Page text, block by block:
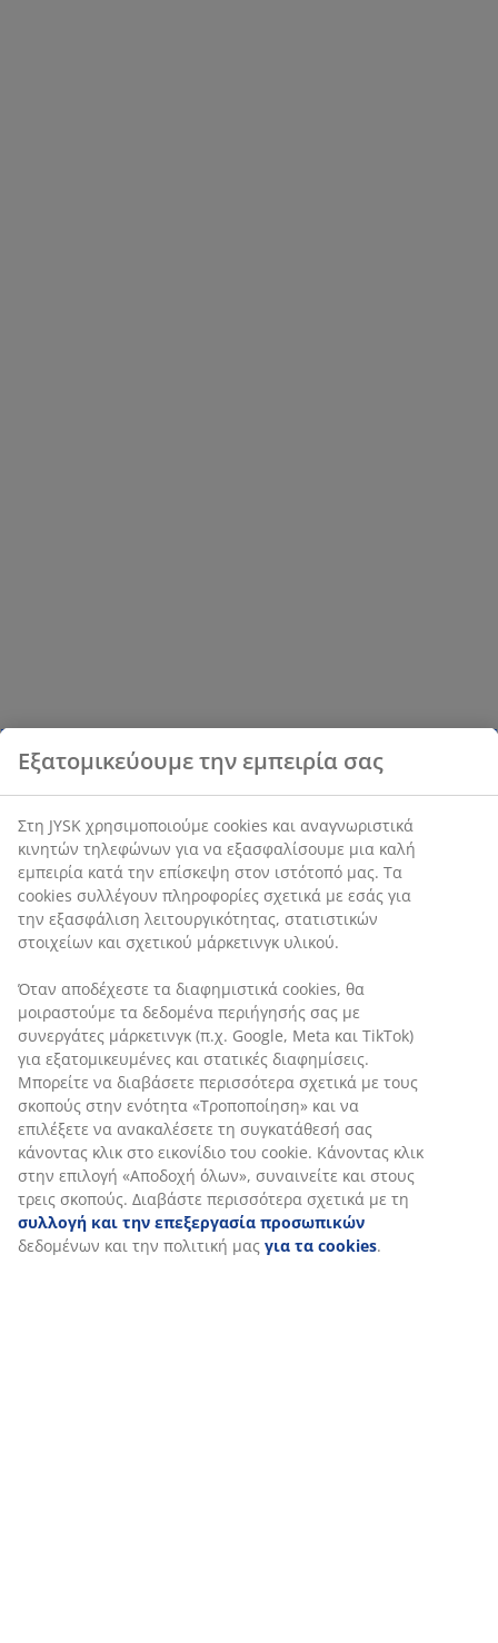
Εξατομικεύουμε την εμπειρία σας
Στη JYSK χρησιμοποιούμε cookies και αναγνωριστικά
κινητών τηλεφώνων για να εξασφαλίσουμε μια καλή
εμπειρία κατά την επίσκεψη στον ιστότοπό μας. Τα
cookies συλλέγουν πληροφορίες σχετικά με εσάς για
την εξασφάλιση λειτουργικότητας, στατιστικών
στοιχείων και σχετικού μάρκετινγκ υλικού.
Όταν αποδέχεστε τα διαφημιστικά cookies, θα
μοιραστούμε τα δεδομένα περιήγησής σας με
συνεργάτες μάρκετινγκ (π.χ. Google, Meta και TikTok)
για εξατομικευμένες και στατικές διαφημίσεις.
Μπορείτε να διαβάσετε περισσότερα σχετικά με τους
σκοπούς στην ενότητα «Τροποποίηση» και να
επιλέξετε να ανακαλέσετε τη συγκατάθεσή σας
κάνοντας κλικ στο εικονίδιο του cookie. Κάνοντας κλικ
στην επιλογή «Αποδοχή όλων», συναινείτε και στους
τρεις σκοπούς. Διαβάστε περισσότερα σχετικά με τη
συλλογή και την επεξεργασία προσωπικών
δεδομένων και την πολιτική μας για τα cookies.